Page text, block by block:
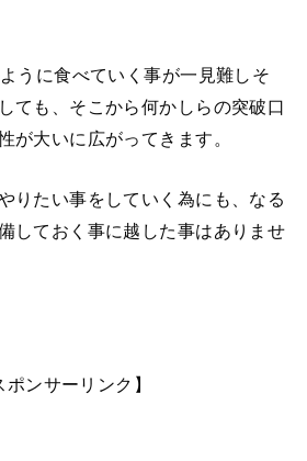
うに食べていく事が一見難しそ
ても、そこから何かしらの突破口
が大いに広がってきます。
りたい事をしていく為にも、なる
しておく事に越した事はありませ
ポンサーリンク】